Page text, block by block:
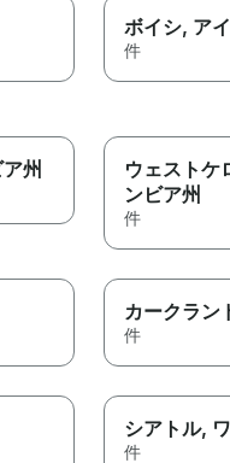
ボイシ, ア
件
州 ウェストケ
ンビア州
件
カークラン
件
シアトル,
件